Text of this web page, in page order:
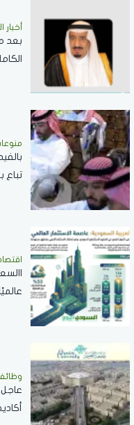
أخبار
بعد
تباع بـ 462 مليون ريال